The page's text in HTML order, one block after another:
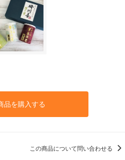
品を購入する
この商品について問い合わせる